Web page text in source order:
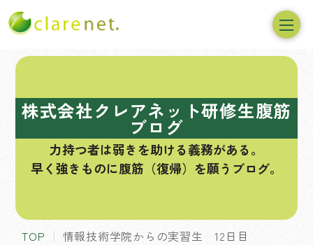
株式会社クレアネット研修生腹筋
ブログ
力持つ者は弱きを助ける義務がある。
早く強きものに腹筋（復帰）を願うブログ。
TOP 情報技術学院からの実習生 12日目